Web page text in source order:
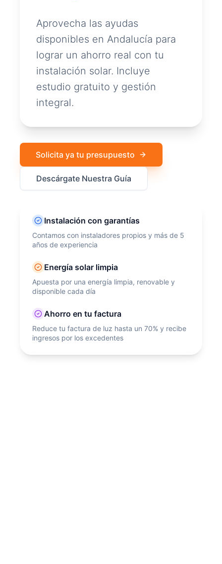
Aprovecha las ayudas
disponibles en Andalucía para
lograr un ahorro real con tu
instalación solar. Incluye
estudio gratuito y gestión
integral.
Solicita ya tu presupuesto
Descárgate Nuestra Guía
Instalación con garantías
Contamos con instaladores propios y más de 5
años de experiencia
Energía solar limpia
Apuesta por una energía limpia, renovable y
disponible cada día
Ahorro en tu factura
Reduce tu factura de luz hasta un 70% y recibe
ingresos por los excedentes